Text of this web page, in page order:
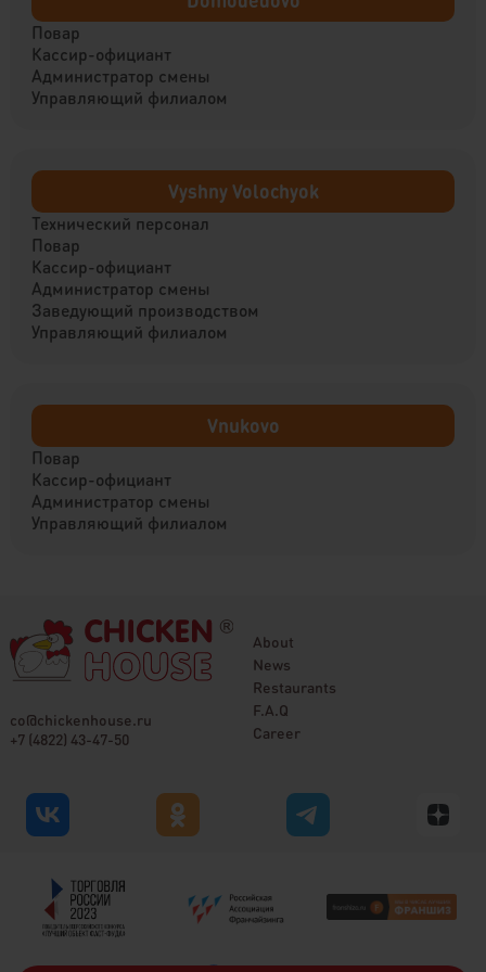
Повар
Кассир-официант
Администратор смены
Управляющий филиалом
Vyshny Volochyok
Технический персонал
Повар
Кассир-официант
Администратор смены
Заведующий производством
Управляющий филиалом
Vnukovo
Повар
Кассир-официант
Администратор смены
Управляющий филиалом
co@chickenhouse.ru
+7 (4822) 43-47-50
About
News
Restaurants
F.A.Q
Career